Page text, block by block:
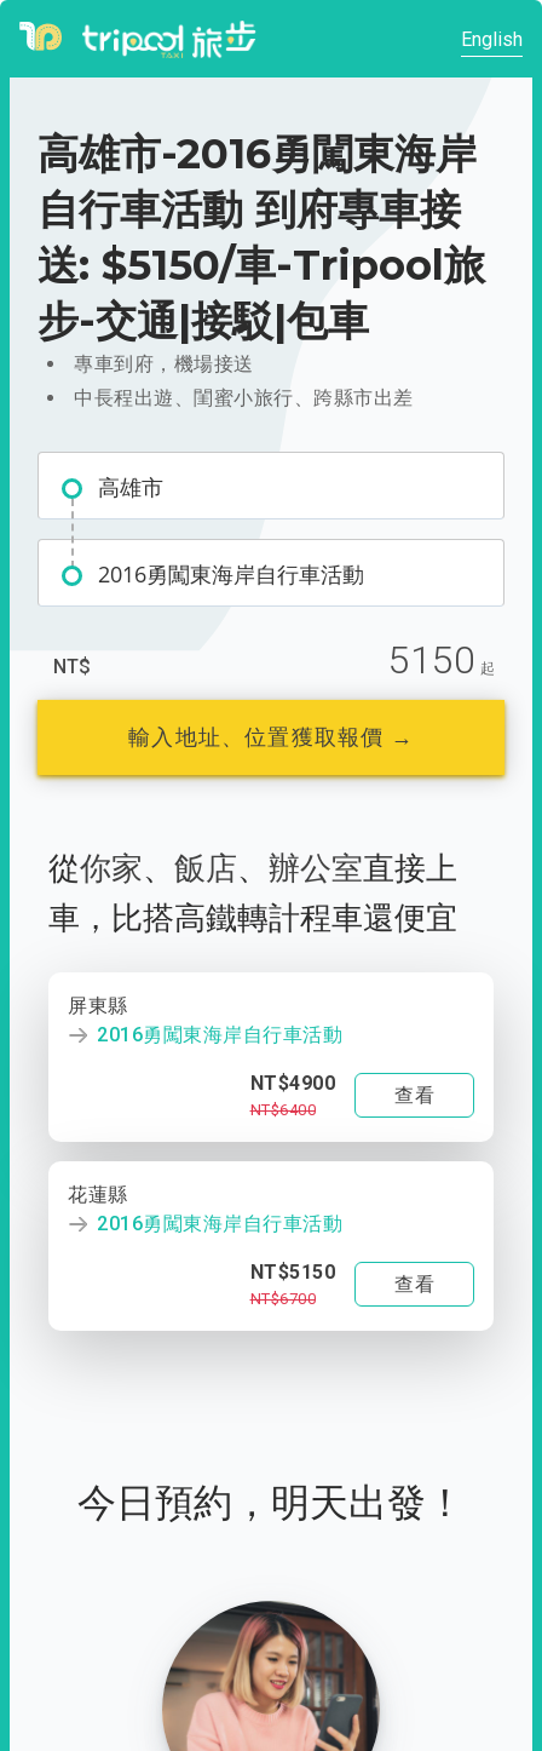
English
高雄市-2016勇闖東海岸
自行車活動 到府專車接
送: $5150/車-Tripool旅
步-交通|接駁|包車
專車到府，機場接送
中長程出遊、閨蜜小旅行、跨縣市出差
高雄市
2016勇闖東海岸自行車活動
NT$ 5150 起
輸入地址、位置獲取報價 →
從你家、 飯店、 辦公室直接上
車， 比搭高鐵轉計程車還便宜
屏東縣
2016勇闖東海岸自行車活動
NT$4900
NT$6400
查看
花蓮縣
2016勇闖東海岸自行車活動
NT$5150
NT$6700
查看
今日預約，明天出發！